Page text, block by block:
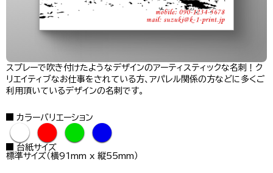
スプレーで吹き付けたようなデザインのアーティスティックな名刺！ク
リエイティブなお仕事をされている方、アパレル関係の方などに多くご
利用頂いているデザインの名刺です。
カラーバリエーション
● ● ● ●
台紙サイズ
標準サイズ（横91mm x 縦55mm）